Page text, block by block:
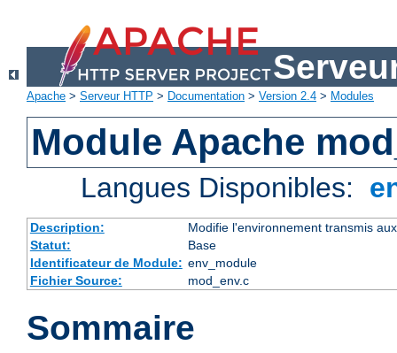
Apache > Serveur HTTP > Documentation > Version 2.4 > Modules
Module Apache
Langues Disponibles:
Description:
Modifie l'environnement transmis
Statut:
Base
Identificateur de Module: env_module
Fichier Source:
mod_env.c
Sommaire